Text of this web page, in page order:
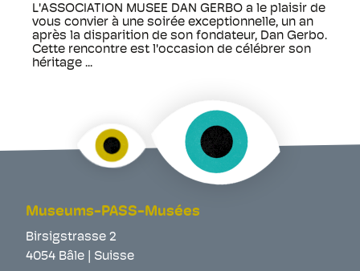
L'ASSOCIATION MUSEE DAN GERBO a le plaisir de
vous convier à une soirée exceptionnelle, un an
après la disparition de son fondateur, Dan Gerbo.
Cette rencontre est l'occasion de célébrer son
héritage ...
Museums-PASS-Musées
Birsigstrasse 2
4054 Bâle | Suisse